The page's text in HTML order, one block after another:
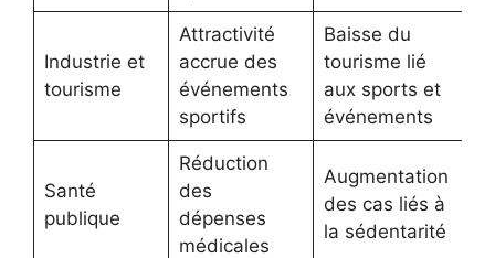
Industrie et
tourisme
Attractivité
accrue des
événements
sportifs
Baisse du
tourisme lié
aux sports et
événements
Santé
publique
Réduction
des
dépenses
médicales
Augmentation
des cas liés à
la sédentarité